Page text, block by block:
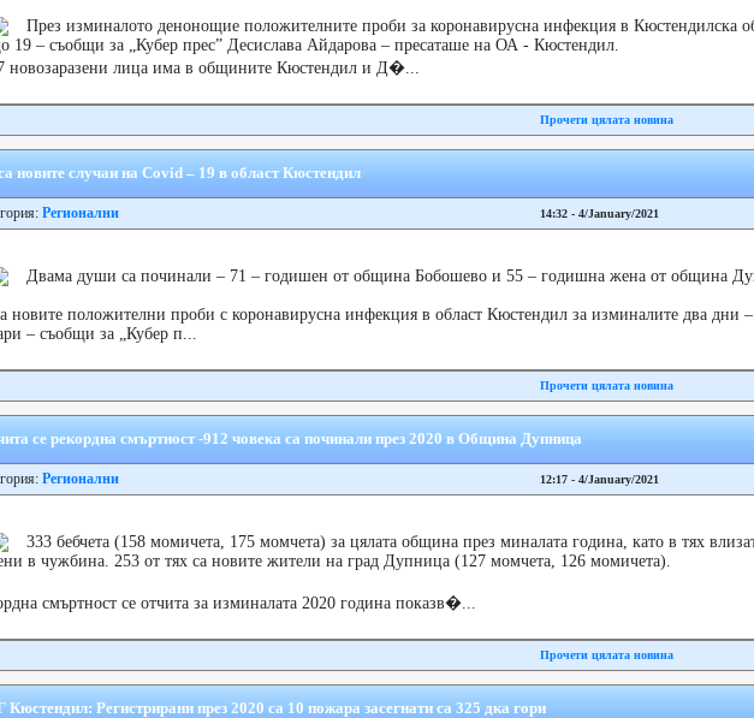
През изминалото денонощие положителните проби за коронавирусна инфекция в Кюстендилска
19 – съобщи за „Кубер прес” Десислава Айдарова – пресаташе на ОА - Кюстендил.
новозаразени лица има в общините Кюстендил и Д�...
Прочети цялата новина
новите случаи на Covid – 19 в област Кюстендил
Регионални 14:32 - 4/January/2021
Двама души са починали – 71 – годишен от община Бобошево и 55 – годишна жена от община
новите положителни проби с коронавирусна инфекция в област Кюстендил за изминалите два дни
– съобщи за „Кубер п...
Прочети цялата новина
се рекордна смъртност -912 човека са починали през 2020 в Община Дупница
Регионални 12:17 - 4/January/2021
333 бебчета (158 момичета, 175 момчета) за цялата община през миналата година, като в тях
в чужбина. 253 от тях са новите жители на град Дупница (127 момчета, 126 момичета).
смъртност се отчита за изминалата 2020 година показв�...
Прочети цялата новина
Кюстендил: Регистрирани през 2020 са 10 пожара засегнати са 325 дка гори